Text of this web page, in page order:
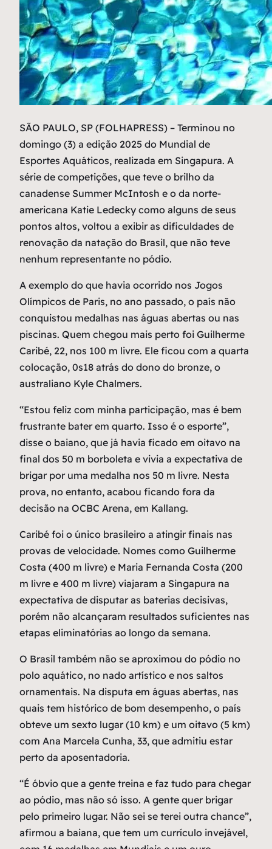
SÃO PAULO, SP (FOLHAPRESS) – Terminou no
domingo (3) a edição 2025 do Mundial de
Esportes Aquáticos, realizada em Singapura. A
série de competições, que teve o brilho da
canadense Summer McIntosh e o da norte-
americana Katie Ledecky como alguns de seus
pontos altos, voltou a exibir as dificuldades de
renovação da natação do Brasil, que não teve
nenhum representante no pódio.
A exemplo do que havia ocorrido nos Jogos
Olímpicos de Paris, no ano passado, o país não
conquistou medalhas nas águas abertas ou nas
piscinas. Quem chegou mais perto foi Guilherme
Caribé, 22, nos 100 m livre. Ele ficou com a quarta
colocação, 0s18 atrás do dono do bronze, o
australiano Kyle Chalmers.
“Estou feliz com minha participação, mas é bem
frustrante bater em quarto. Isso é o esporte”,
disse o baiano, que já havia ficado em oitavo na
final dos 50 m borboleta e vivia a expectativa de
brigar por uma medalha nos 50 m livre. Nesta
prova, no entanto, acabou ficando fora da
decisão na OCBC Arena, em Kallang.
Caribé foi o único brasileiro a atingir finais nas
provas de velocidade. Nomes como Guilherme
Costa (400 m livre) e Maria Fernanda Costa (200
m livre e 400 m livre) viajaram a Singapura na
expectativa de disputar as baterias decisivas,
porém não alcançaram resultados suficientes nas
etapas eliminatórias ao longo da semana.
O Brasil também não se aproximou do pódio no
polo aquático, no nado artístico e nos saltos
ornamentais. Na disputa em águas abertas, nas
quais tem histórico de bom desempenho, o país
obteve um sexto lugar (10 km) e um oitavo (5 km)
com Ana Marcela Cunha, 33, que admitiu estar
perto da aposentadoria.
“É óbvio que a gente treina e faz tudo para chegar
ao pódio, mas não só isso. A gente quer brigar
pelo primeiro lugar. Não sei se terei outra chance”,
afirmou a baiana, que tem um currículo invejável,